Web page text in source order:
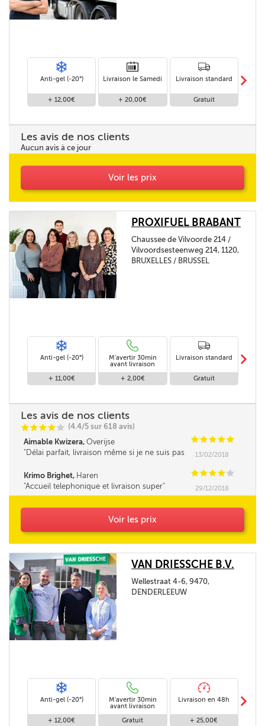
Anti-gel (-20°)
+ 12,00€
Livraison le Samedi
+ 20,00€
Livraison standard
Gratuit
m
Les avis de nos clients
Aucun avis à ce jour
Voir les prix
PROXIFUEL BRABANT
Chaussee de Vilvoorde 214 /
Vilvoordsesteenweg 214, 1120,
BRUXELLES / BRUSSEL
Anti-gel (-20°)
+ 11,00€
M'avertir 30min
avant livraison
+ 2,00€
Livraison standard
Gratuit
m
Les avis de nos clients
CCCC C (4.4/5 sur 618 avis)
Aimable Kwizera, Overijse CCCCC
Délai parfait, livraison même si je ne suis pas
13/02/2018
Krimo Brighet, Haren CCCC C
Accueil telephonique et livraison super
29/12/2018
Voir les prix
VAN DRIESSCHE B.V.
Wellestraat 4-6, 9470,
DENDERLEEUW
Anti-gel (-20°)
+ 12,00€
M'avertir 30min
avant livraison
Gratuit
Livraison en 48h
+ 25,00€
m